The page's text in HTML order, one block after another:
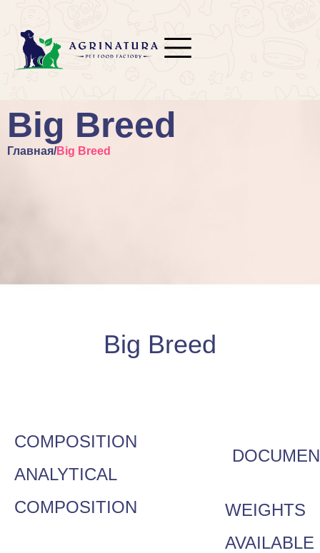
Big Breed
Главная/Big Breed
Big Breed
COMPOSITION
ANALYTICAL
COMPOSITION
WEIGHTS
AVAILABLE